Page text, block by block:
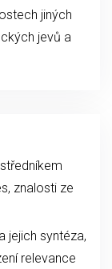
jiných
jevů a
znalosti ze
jejich syntéza,
relevance